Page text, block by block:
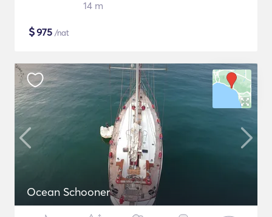
14 m
$975 /nat
Ocean Schooner